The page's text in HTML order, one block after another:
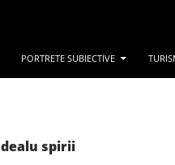
PORTRETE SUBIECTIVE
spirii